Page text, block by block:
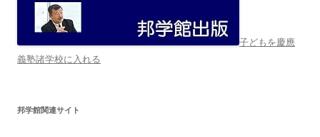
子どもを慶應
義塾諸学校に入れる
邦学館関連サイト